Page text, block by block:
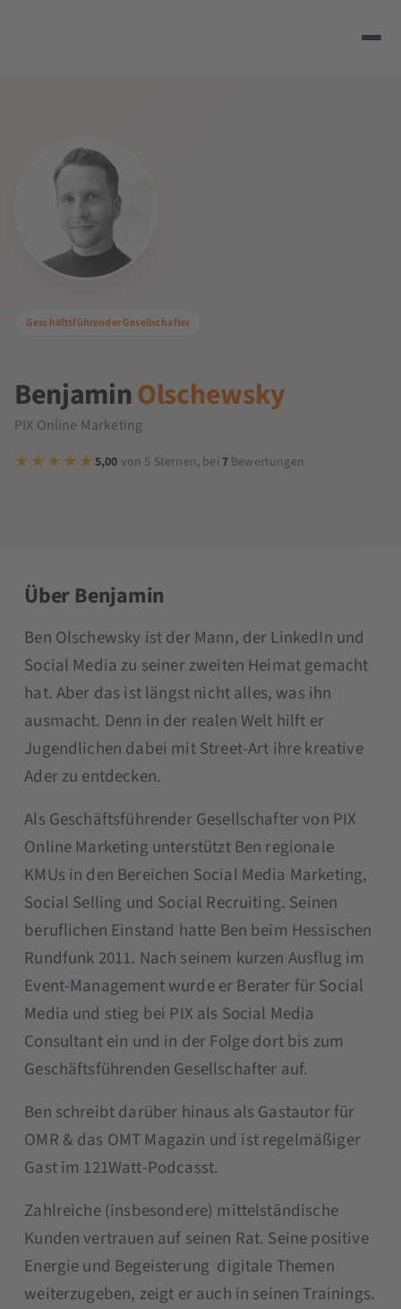
Geschäftsführender Gesellschafter
BenjaminOlschewsky
PIX Online Marketing
5,00 von 5 Sternen, bei 7 Bewertungen
Über Benjamin
Ben Olschewsky ist der Mann, der LinkedIn und
Social Media zu seiner zweiten Heimat gemacht
hat. Aber das ist längst nicht alles, was ihn
ausmacht. Denn in der realen Welt hilft er
Jugendlichen dabei mit Street-Art ihre kreative
Ader zu entdecken.
Als Geschäftsführender Gesellschafter von PIX
Online Marketing unterstützt Ben regionale
KMUs in den Bereichen Social Media Marketing,
Social Selling und Social Recruiting. Seinen
beruflichen Einstand hatte Ben beim Hessischen
Rundfunk 2011. Nach seinem kurzen Ausflug im
Event-Management wurde er Berater für Social
Media und stieg bei PIX als Social Media
Consultant ein und in der Folge dort bis zum
Geschäftsführenden Gesellschafter auf.
Ben schreibt darüber hinaus als Gastautor für
OMR & das OMT Magazin und ist regelmäßiger
Gast im 121Watt-Podcasst.
Zahlreiche (insbesondere) mittelständische
Kunden vertrauen auf seinen Rat. Seine positive
Energie und Begeisterung digitale Themen
weiterzugeben, zeigt er auch in seinen Trainings.